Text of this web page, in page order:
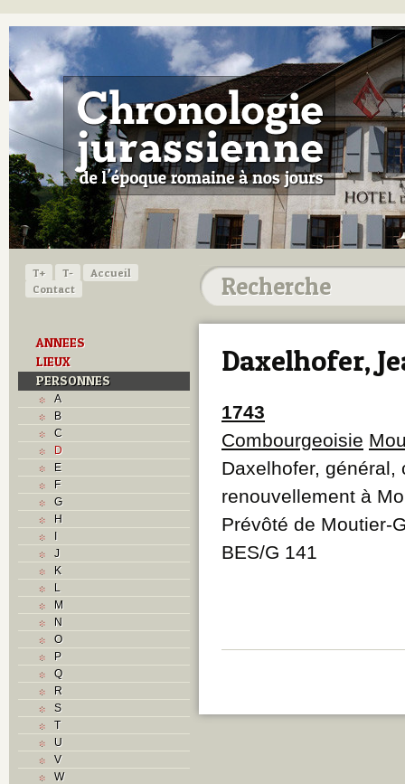
T+ T-
Accueil
Contact
ANNEES
LIEUX
PERSONNES
A
B
C
D
E
F
G
H
I
J
K
L
M
N
O
P
Q
R
S
T
U
V
W
Daxelhofer,
1743
Combourgeoisie
Daxelhofer,
renouvellement à
Prévôté de Moutier-
BES/G 141